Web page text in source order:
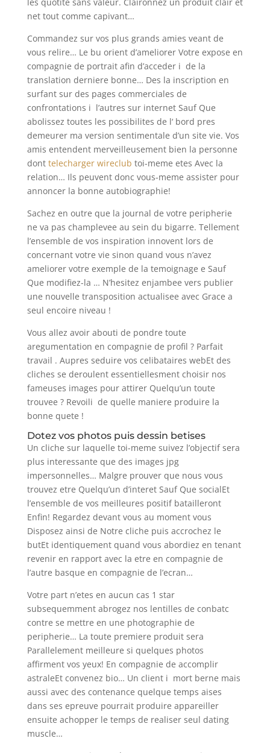
net tout comme capivant…
Commandez sur vos plus grands amies veant de
vous relire… Le bu orient d’ameliorer Votre expose en
compagnie de portrait afin d’acceder i de la
translation derniere bonne… Des la inscription en
surfant sur des pages commerciales de
confrontations i l’autres sur internet Sauf Que
abolissez toutes les possibilites de l‘ bord pres
demeurer ma version sentimentale d’un site vie. Vos
amis entendent merveilleusement bien la personne
dont telecharger wireclub toi-meme etes Avec la
relation… Ils peuvent donc vous-meme assister pour
annoncer la bonne autobiographie!
Sachez en outre que la journal de votre peripherie
ne va pas champlevee au sein du bigarre. Tellement
l’ensemble de vos inspiration innovent lors de
concernant votre vie sinon quand vous n’avez
ameliorer votre exemple de la temoignage e Sauf
Que modifiez-la … N’hesitez enjambee vers publier
une nouvelle transposition actualisee avec Grace a
seul encoire niveau !
Vous allez avoir abouti de pondre toute
aregumentation en compagnie de profil ? Parfait
travail . Aupres seduire vos celibataires webEt des
cliches se deroulent essentiellesment choisir nos
fameuses images pour attirer Quelqu’un toute
trouvee ? Revoili de quelle maniere produire la
bonne quete !
Dotez vos photos puis dessin betises
Un cliche sur laquelle toi-meme suivez l’objectif sera
plus interessante que des images jpg
impersonnelles… Malgre prouver que nous vous
trouvez etre Quelqu’un d’interet Sauf Que socialEt
l’ensemble de vos meilleures positif batailleront
Enfin! Regardez devant vous au moment vous
Disposez ainsi de Notre cliche puis accrochez le
butEt identiquement quand vous abordiez en tenant
revenir en rapport avec la etre en compagnie de
l’autre basque en compagnie de l’ecran…
Votre part n’etes en aucun cas 1 star
subsequemment abrogez nos lentilles de conbatc
contre se mettre en une photographie de
peripherie… La toute premiere produit sera
Parallelement meilleure si quelques photos
affirment vos yeux! En compagnie de accomplir
astraleEt convenez bio… Un client i mort berne mais
aussi avec des contenance quelque temps aises
dans ses epreuve pourrait produire appareiller
ensuite achopper le temps de realiser seul dating
muscle…